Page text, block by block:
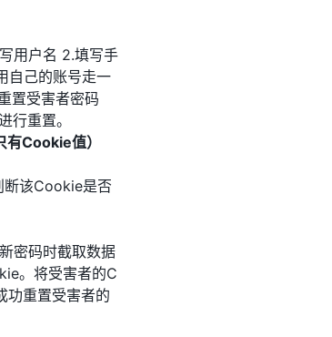
用户名 2.填写手
自己的账号走一
置受害者密码
行重置。
Cookie值）
断该Cookie是否
密码时截取数据
。将受害者的C
功重置受害者的